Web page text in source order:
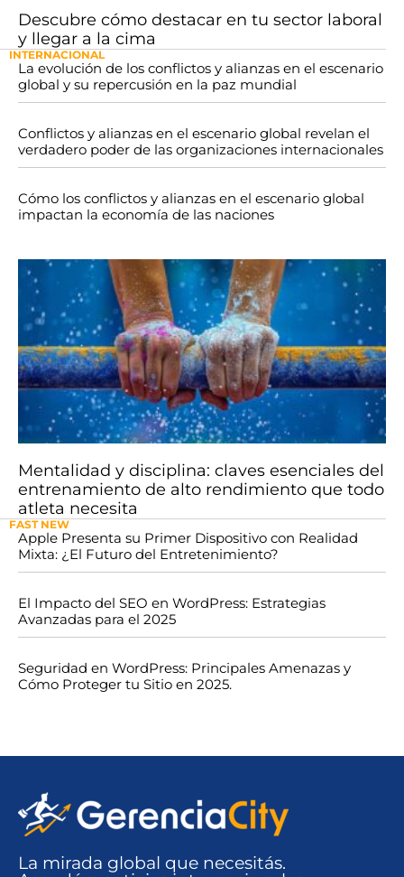
Descubre cómo destacar en tu sector laboral
y llegar a la cima
INTERNACIONAL
La evolución de los conflictos y alianzas en el escenario
global y su repercusión en la paz mundial
Conflictos y alianzas en el escenario global revelan el
verdadero poder de las organizaciones internacionales
Cómo los conflictos y alianzas en el escenario global
impactan la economía de las naciones
Mentalidad y disciplina: claves esenciales del
entrenamiento de alto rendimiento que todo
atleta necesita
FAST NEW
Apple Presenta su Primer Dispositivo con Realidad
Mixta: ¿El Futuro del Entretenimiento?
El Impacto del SEO en WordPress: Estrategias
Avanzadas para el 2025
Seguridad en WordPress: Principales Amenazas y
Cómo Proteger tu Sitio en 2025.
La mirada global que necesitás.